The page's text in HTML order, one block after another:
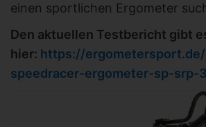
einen sportlichen Ergometer
Den aktuellen Testbericht gibt
hier: https://
speedracer-ergometer-sp-